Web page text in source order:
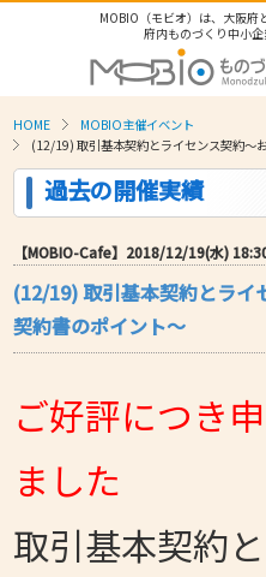
MOBIO（モビオ）は、大阪府
府内ものづくり中小企
HOME
MOBIO主催イベント
(12/19) 取引基本契約とライセンス契約～
過去の開催実績
【MOBIO-Cafe】2018/12/19(水)
(12/19) 取引基本契約とライ
契約書のポイント～
ご好評につき
ました
取引基本契約